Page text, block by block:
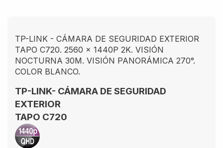
TP-LINK - CÁMARA DE SEGURIDAD EXTERIOR
TAPO C720. 2560 x 1440P 2K. VISIÓN
NOCTURNA 30M. VISIÓN PANORÁMICA 270°.
COLOR BLANCO.
TP-LINK- CÁMARA DE SEGURIDAD
EXTERIOR
TAPO C720